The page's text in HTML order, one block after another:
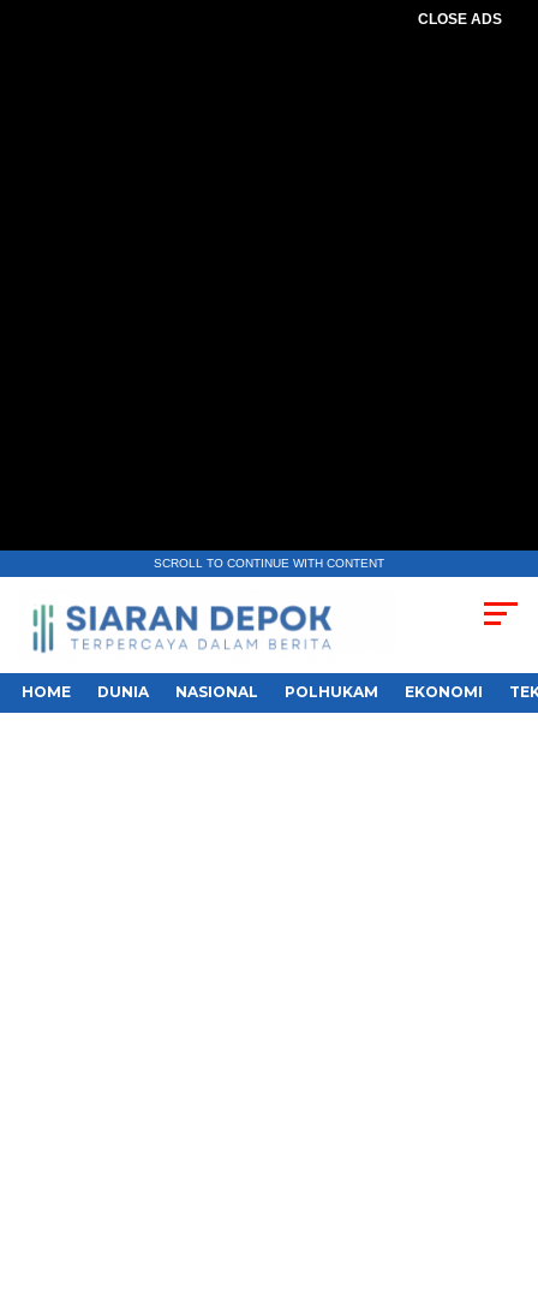
CLOSE ADS
SCROLL TO CONTINUE WITH CONTENT
HOME DUNIA NASIONAL POLHUKAM EKONOMI